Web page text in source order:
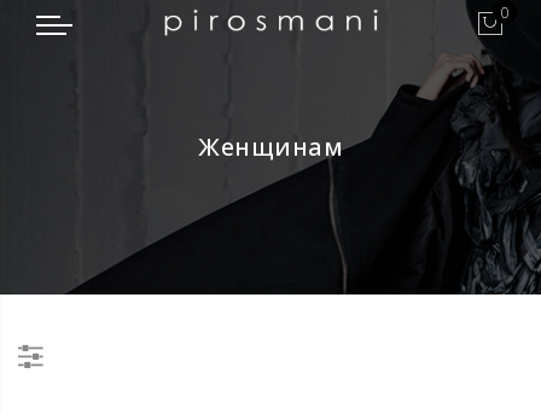
0
Женщинам